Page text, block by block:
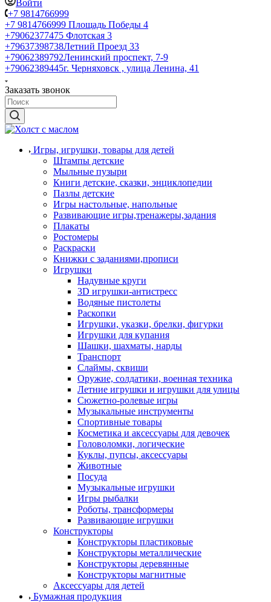
Войти
+7 9814766999
+7 9814766999 Площадь Победы 4
+79062377475 Флотская 3
+79637398738Летний Проезд 33
+79062389792Ленинский проспект, 7-9
+79062389445г. Черняховск , улица Ленина, 41
Заказать звонок
Игры, игрушки, товары для детей
Штампы детские
Мыльные пузыри
Книги детские, сказки, энциклопедии
Пазлы детские
Игры настольные, напольные
Развивающие игры,тренажеры,задания
Плакаты
Ростомеры
Раскраски
Книжки с заданиями,прописи
Игрушки
Надувные круги
3D игрушки-антистресс
Водяные пистолеты
Раскопки
Игрушки, указки, брелки, фигурки
Игрушки для купания
Шашки, шахматы, нарды
Транспорт
Слаймы, сквиши
Оружие, солдатики, военная техника
Летние игрушки и игрушки для улицы
Сюжетно-ролевые игры
Музыкальные инструменты
Спортивные товары
Косметика и аксессуары для девочек
Головоломки, логические
Куклы, пупсы, аксессуары
Животные
Посуда
Музыкальные игрушки
Игры рыбалки
Роботы, трансформеры
Развивающие игрушки
Конструкторы
Конструкторы пластиковые
Конструкторы металлические
Конструкторы деревянные
Конструкторы магнитные
Аксессуары для детей
Бумажная продукция